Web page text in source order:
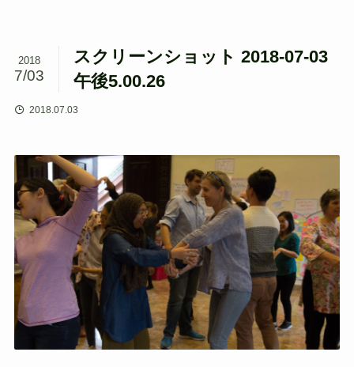
スクリーンショット 2018-07-03
午後5.00.26
2018
7/03
2018.07.03